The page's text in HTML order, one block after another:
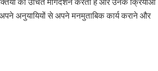
अनुयायियों से अपने मनमुताबिक कार्य कराने और